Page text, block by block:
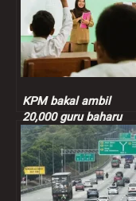
KPM bakal ambil
20,000 guru baharu
mulai Mac depan